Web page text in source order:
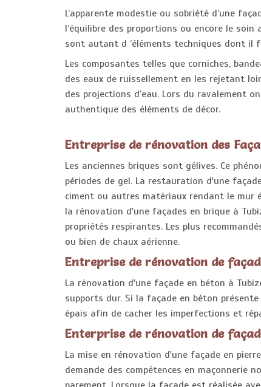
L’apparente modestie ou sobriété d’une
l’équilibre des proportions ou encore le
sont autant d ’éléments techniques dont il
Les composantes telles que corniches,
des eaux de ruissellement en les rejetant
des projections d’eau. Lors du ravalement
authentique des éléments de décor.
Entreprise de rénovation des
Les anciennes briques sont gélives. Ce
périodes de gel. La restauration d'une
ciment ou autres matériaux rendant le mur
la rénovation d'une façades en brique à
propriétés respirantes. Les plus
ou bien de chaux aérienne.
Entreprise de rénovation de
La rénovation d'une façade en béton à
supports dur. Si la façade en béton
épais afin de cacher les imperfections et
Enterprise de rénovation de
La mise en rénovation d'une façade en
demande des compétences en maçonnerie